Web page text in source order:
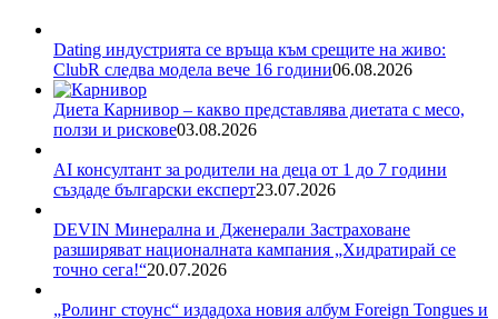
Dating индустрията се връща към срещите на живо:
ClubR следва модела вече 16 години06.08.2026
Диета Карнивор – какво представлява диетата с месо,
ползи и рискове03.08.2026
AI консултант за родители на деца от 1 до 7 години
създаде български експерт23.07.2026
DEVIN Минерална и Дженерали Застраховане
разширяват националната кампания „Хидратирай се
точно сега!“20.07.2026
„Ролинг стоунс“ издадоха новия албум Foreign Tongues и